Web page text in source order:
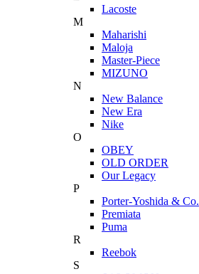
Lacoste
M
Maharishi
Maloja
Master-Piece
MIZUNO
N
New Balance
New Era
Nike
O
OBEY
OLD ORDER
Our Legacy
P
Porter-Yoshida & Co.
Premiata
Puma
R
Reebok
S